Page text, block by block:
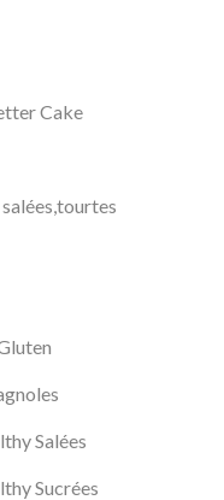
Cake
Salées
Sucrées